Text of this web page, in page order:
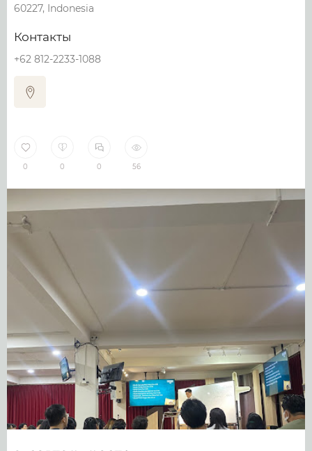
60227, Indonesia
Контакты
+62 812-2233-1088
0 0 0 56